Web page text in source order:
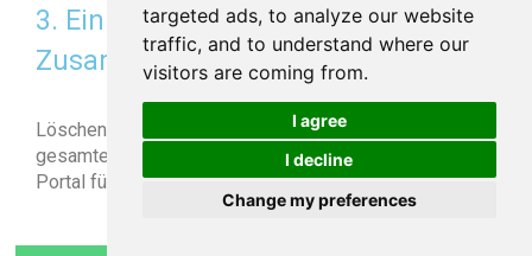
targeted ads, to analyze our website
traffic, and to understand where our
visitors are coming from.
I agree
I decline
Change my preferences
3. Ein leistungsfähiges Portal für die
Zusammenarbeit einrichten
Löschen Sie interne E-Mails und organisieren Sie Ihre
gesamte Zusammenarbeit und Kommunikation in einem
Portal für die Zusammenarbeit.